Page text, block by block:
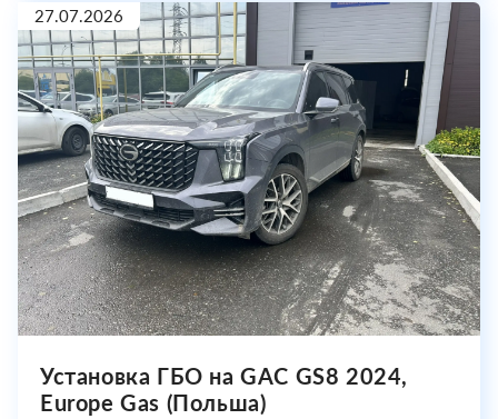
27.07.2026
Установка ГБО на GAC GS8 2024,
Europe Gas (Польша)